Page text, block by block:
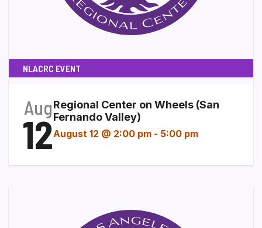
NLACRC EVENT
Aug
12
Regional Center on Wheels (San
Fernando Valley)
August 12 @ 2:00 pm - 5:00 pm